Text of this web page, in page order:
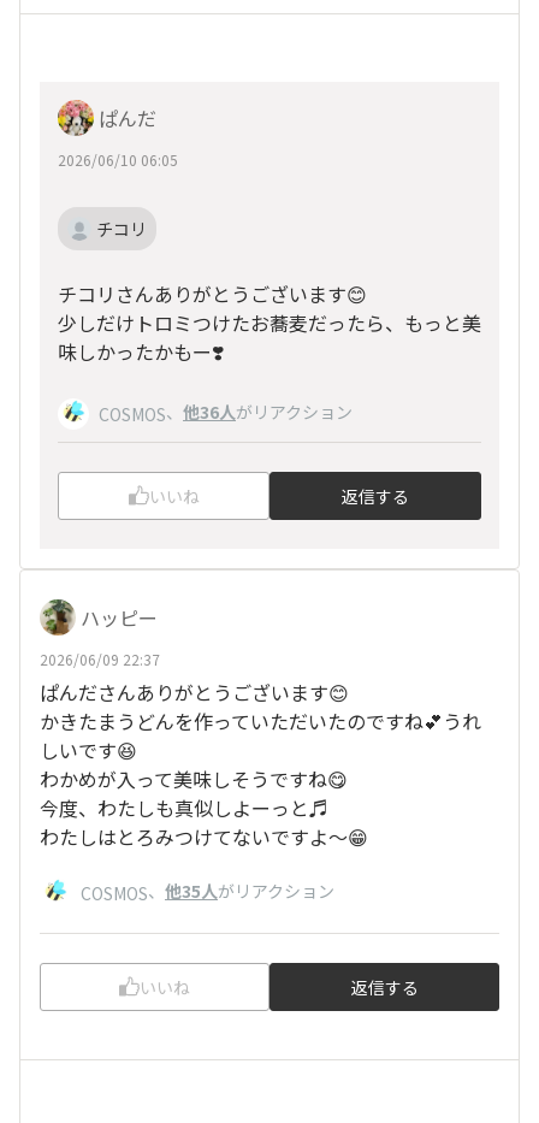
ぱんだ
2026/06/10 06:05
チコリ
チコリさんありがとうございます😊
少しだけトロミつけたお蕎麦だったら、もっと美
味しかったかもー❣️
COSMOS、 他36人がリアクション
いいね 返信する
ハッピー
2026/06/09 22:37
ぱんださんありがとうございます😊
かきたまうどんを作っていただいたのですね💕うれ
しいです😆
わかめが入って美味しそうですね😋
今度、わたしも真似しよーっと♬
わたしはとろみつけてないですよ〜😁
COSMOS、 他35人がリアクション
いいね 返信する